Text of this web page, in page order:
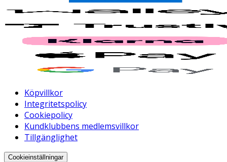
Köpvillkor
Integritetspolicy
Cookiepolicy
Kundklubbens medlemsvillkor
Tillgänglighet
Cookieinställningar